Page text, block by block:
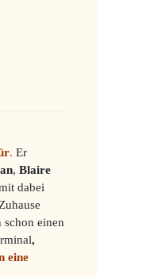
. Er
, Blaire
dabei
schon einen
,
eine